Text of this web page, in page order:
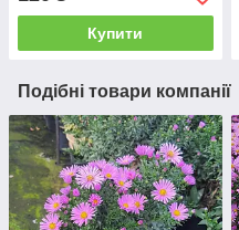
Купити
Подібні товари компанії